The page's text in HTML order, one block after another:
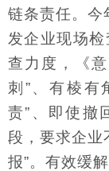
链条责任。今
发企业现场
查力度，《
刺”、有棱有
责”、即使撤
段，要求企业
报”。有效缓